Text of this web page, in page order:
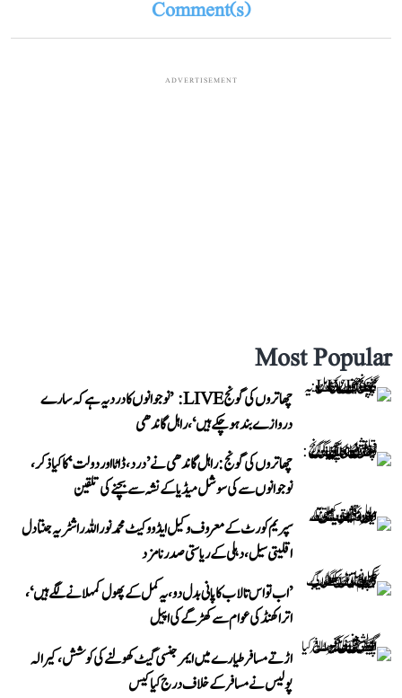
Comment(s)
ADVERTISEMENT
Most Popular
چھاتروں کی گونج LIVE: ’نوجوانوں کا درد یہ ہے کہ سارے
دروازے بند ہو چکے ہیں‘، راہل گاندھی
چھاتروں کی گونج: راہل گاندھی نے ’درد، ڈاٹا اور دولت‘ کا کیا ذکر،
نوجوانوں سے کی سوشل میڈیا کے نشہ سے بچنے کی تلقین
سپریم کورٹ کے معروف وکیل ایڈووکیٹ محمد نور اللہ راشٹریہ جنتا دل
اقلیتی سیل، دہلی کے ریاستی صدر نامزد
’اب تو اس تالاب کا پانی بدل دو، یہ کمل کے پھول کمہلانے لگے ہیں‘،
اتراکھنڈ کی عوام سے کھڑگے کی اپیل
اڑتے مسافر طیارے میں ایمرجنسی گیٹ کھولنے کی کوشش، کیرالہ
پولیس نے مسافر کے خلاف درج کیا کیس